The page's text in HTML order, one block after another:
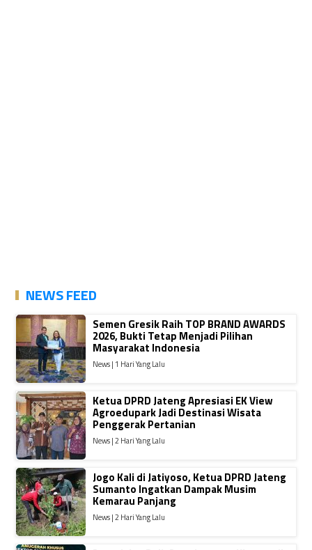
NEWS FEED
Semen Gresik Raih TOP BRAND AWARDS
2026, Bukti Tetap Menjadi Pilihan
Masyarakat Indonesia
News | 1 Hari Yang Lalu
Ketua DPRD Jateng Apresiasi EK View
Agroedupark Jadi Destinasi Wisata
Penggerak Pertanian
News | 2 Hari Yang Lalu
Jogo Kali di Jatiyoso, Ketua DPRD Jateng
Sumanto Ingatkan Dampak Musim
Kemarau Panjang
News | 2 Hari Yang Lalu